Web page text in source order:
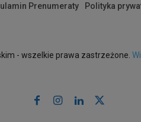
Prenumeraty Polityka
- wszelkie prawa zastrzeżone.